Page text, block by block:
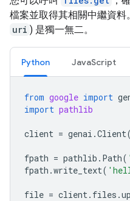
檔案並取得其相關中繼資料
uri ) 是獨一無二。
Python JavaScript
from google import
import pathlib
client = genai .Client
fpath = pathlib . Path(
fpath .write_text(
file = client. files .